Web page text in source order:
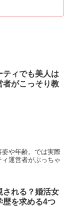
ティでも美人は
者がこっそり教
や年齢。では実際
運営者がぶっちゃ
される？婚活女
歴を求める4つ